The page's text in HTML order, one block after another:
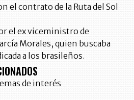
el contrato de la Ruta del Sol
el ex viceministro de
Morales, quien buscaba
a los brasileños.
de interés